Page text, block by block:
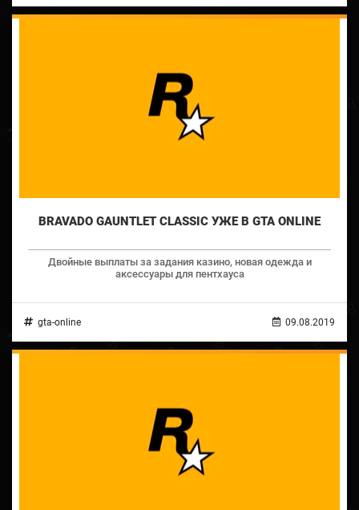
BRAVADO GAUNTLET CLASSIC УЖЕ В GTA ONLINE
Двойные выплаты за задания казино, новая одежда и
аксессуары для пентхауса
gta-online 09.08.2019